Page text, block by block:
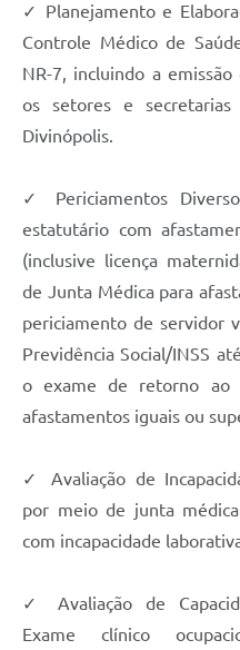
✓ Planejamento e
Controle Médico de
NR-7, incluindo a
os setores e
Divinópolis.
✓ Periciamentos
estatutário com
(inclusive licença
de Junta Médica para
periciamento de servidor
Previdência Social/INSS
o exame de retorno ao
afastamentos iguais ou
✓ Avaliação de
por meio de junta
com incapacidade
✓ Avaliação de
Exame clínico